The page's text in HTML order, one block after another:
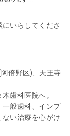
いらしてくださ
倍野区)、天王寺
歯科医院へ。
一般歯科、インプ
い治療を心がけ